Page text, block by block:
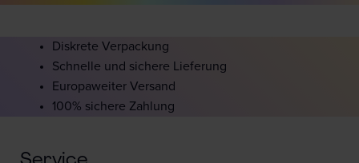
Diskrete Verpackung
Schnelle und sichere Lieferung
Europaweiter Versand
100% sichere Zahlung